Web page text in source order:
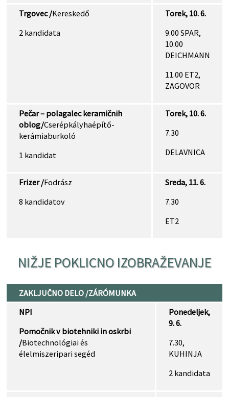
Trgovec /Kereskedő
2 kandidata
Torek, 10. 6.
9.00 SPAR,
10.00
DEICHMANN
11.00 ET2,
ZAGOVOR
Pečar – polagalec keramičnih
oblog/Cserépkályhaépítő-
kerámiaburkoló
1 kandidat
Torek, 10. 6.
7.30
DELAVNICA
Frizer /Fodrász
8 kandidatov
Sreda, 11. 6.
7.30
ET2
NIŽJE POKLICNO IZOBRAŽEVANJE
ZAKLJUČNO DELO /ZÁRÓMUNKA
NPI
Pomočnik v biotehniki in oskrbi
/Biotechnológiai és
élelmiszeripari segéd
Ponedeljek,
9. 6.
7.30,
KUHINJA
2 kandidata